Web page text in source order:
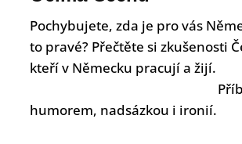
Pochybujete, zda je pro vás
to pravé? Přečtěte si zkušenosti
kteří v Německu pracují a
Příběhy
humorem, nadsázkou i ironií.